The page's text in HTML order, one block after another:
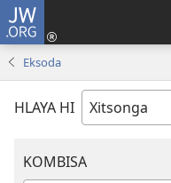
JW.ORG
Eksoda
HLAYA HI
KOMBISA